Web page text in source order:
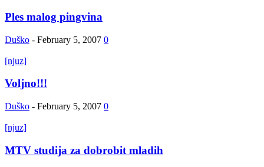
Ples malog pingvina
Duško - February 5, 2007 0
[njuz]
Voljno!!!
Duško - February 5, 2007 0
[njuz]
MTV studija za dobrobit mladih